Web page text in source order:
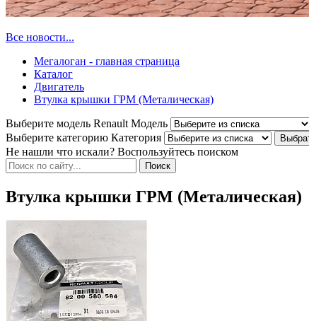
Все новости...
Мегалоган - главная страница
Каталог
Двигатель
Втулка крышки ГРМ (Металическая)
Выберите модель Renault Модель
Выберите категорию Категория
Не нашли что искали? Воспользуйтесь поиском
Втулка крышки ГРМ (Металическая)